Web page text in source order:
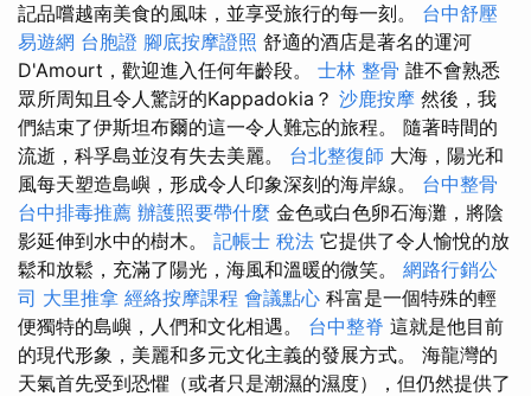
記品嚐越南美食的風味，並享受旅行的每一刻。 台中舒壓
易遊網 台胞證 腳底按摩證照 舒適的酒店是著名的運河
D'Amourt，歡迎進入任何年齡段。 士林 整骨 誰不會熟悉
眾所周知且令人驚訝的Kappadokia？ 沙鹿按摩 然後，我
們結束了伊斯坦布爾的這一令人難忘的旅程。 隨著時間的
流逝，科孚島並沒有失去美麗。 台北整復師 大海，陽光和
風每天塑造島嶼，形成令人印象深刻的海岸線。 台中整骨
台中排毒推薦 辦護照要帶什麼 金色或白色卵石海灘，將陰
影延伸到水中的樹木。 記帳士 稅法 它提供了令人愉悅的放
鬆和放鬆，充滿了陽光，海風和溫暖的微笑。 網路行銷公
司 大里推拿 經絡按摩課程 會議點心 科富是一個特殊的輕
便獨特的島嶼，人們和文化相遇。 台中整脊 這就是他目前
的現代形象，美麗和多元文化主義的發展方式。 海龍灣的
天氣首先受到恐懼（或者只是潮濕的濕度），但仍然提供了